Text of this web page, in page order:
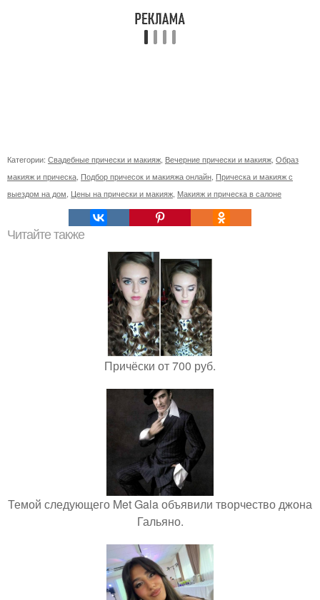
Категории: Свадебные прически и макияж Вечерние прически и макияж Образ
макияж и прическа Подбор причесок и макияжа онлайн Прическа и макияж с
выездом на дом Цены на прически и макияж Макияж и прическа в салоне
Читайте также
Причёски от 700 руб.
Темой следующего Met Gala объявили творчество джона
Гальяно.